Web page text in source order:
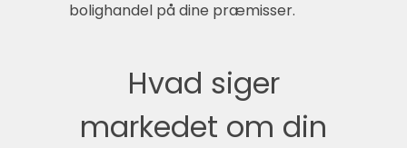
bolighandel på dine præmisser.
Hvad siger
markedet om din